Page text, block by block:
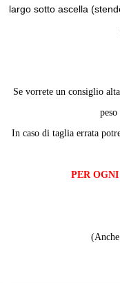
largo sotto ascella
Se vorrete un consiglio
In caso di taglia errata
PER